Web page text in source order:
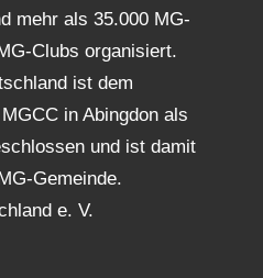
mehr als 35.000 MG-
Clubs organisiert.
ist dem
in Abingdon als
und ist damit
Gemeinde.
e. V.